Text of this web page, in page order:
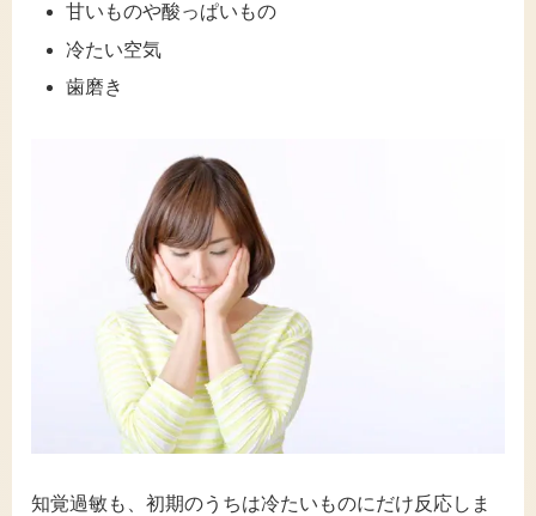
甘いものや酸っぱいもの
冷たい空気
歯磨き
知覚過敏も、初期のうちは冷たいものにだけ反応しま